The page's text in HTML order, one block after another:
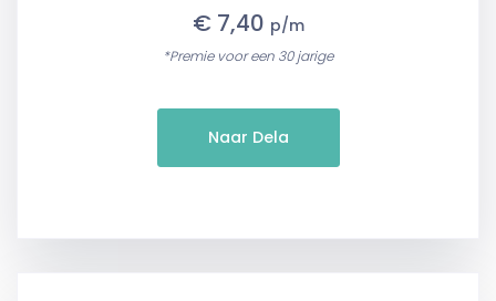
€ 7,40 p/m
*Premie voor een 30 jarige
Naar Dela